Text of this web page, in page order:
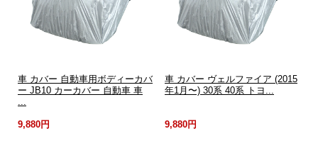
車 カバー 自動車用ボディーカバ
ー JB10 カーカバー 自動車 車
車 カバー ヴェルファイア (2015
年1月〜) 30系 40系 トヨ...
9,880円 9,880円